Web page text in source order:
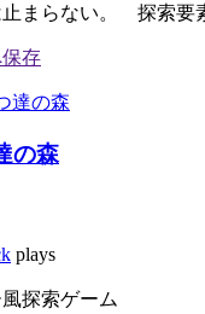
止まらない。 探索要
の森
plays
探索ゲーム